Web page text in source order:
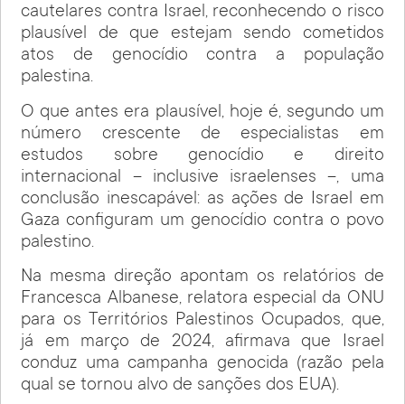
cautelares contra Israel, reconhecendo o risco
plausível de que estejam sendo cometidos
atos de genocídio contra a população
palestina.
O que antes era plausível, hoje é, segundo um
número crescente de especialistas em
estudos sobre genocídio e direito
internacional – inclusive israelenses –, uma
conclusão inescapável: as ações de Israel em
Gaza configuram um genocídio contra o povo
palestino.
Na mesma direção apontam os relatórios de
Francesca Albanese, relatora especial da ONU
para os Territórios Palestinos Ocupados, que,
já em março de 2024, afirmava que Israel
conduz uma campanha genocida (razão pela
qual se tornou alvo de sanções dos EUA).